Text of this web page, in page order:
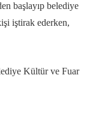
başlayıp belediye
iştirak ederken,
Kültür ve Fuar